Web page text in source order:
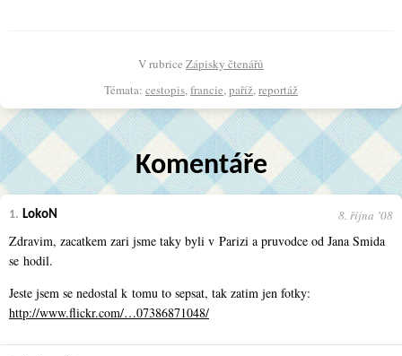
V rubrice Zápisky čtenářů
Témata: cestopis, francie, paříž, reportáž
Komentáře
1. LokoN 8. října ʼ08
Zdravim, zacatkem zari jsme taky byli v Parizi a pruvodce od Jana Smida
se hodil.
Jeste jsem se nedostal k tomu to sepsat, tak zatim jen fotky:
http://www.flickr.com/…07386871048/